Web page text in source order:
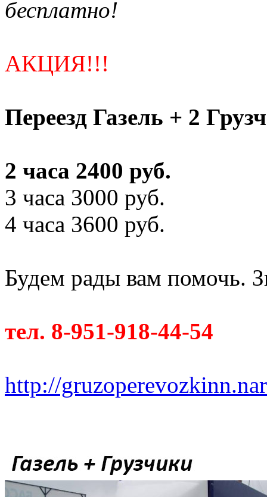
бесплатно!
АКЦИЯ!!!
Переезд Газель + 2
2 часа 2400 руб.
3 часа 3000 руб.
4 часа 3600 руб.
Будем рады вам помочь.
тел. 8-951-918-44-54
http://